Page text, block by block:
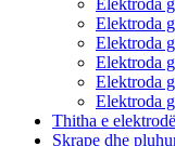
Elektroda
Elektroda
Elektroda
Elektroda
Elektroda
Thitha e
Skrape dhe